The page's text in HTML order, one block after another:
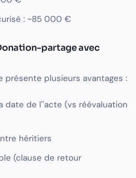
: ~85 000 €
partage avec
présente plusieurs avantages :
date de l''acte (vs réévaluation
héritiers
(clause de retour